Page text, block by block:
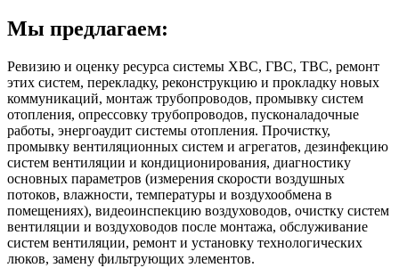
Мы предлагаем:
Ревизию и оценку ресурса системы ХВС, ГВС, ТВС, ремонт
этих систем, перекладку, реконструкцию и прокладку новых
коммуникаций, монтаж трубопроводов, промывку систем
отопления, опрессовку трубопроводов, пусконаладочные
работы, энергоаудит системы отопления. Прочистку,
промывку вентиляционных систем и агрегатов, дезинфекцию
систем вентиляции и кондиционирования, диагностику
основных параметров (измерения скорости воздушных
потоков, влажности, температуры и воздухообмена в
помещениях), видеоинспекцию воздуховодов, очистку систем
вентиляции и воздуховодов после монтажа, обслуживание
систем вентиляции, ремонт и установку технологических
люков, замену фильтрующих элементов.